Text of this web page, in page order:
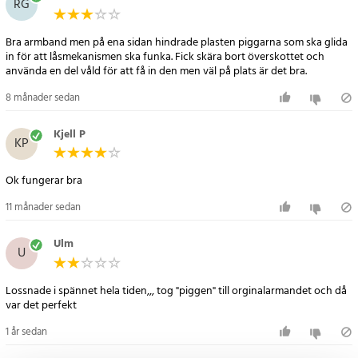
Xiaomi Band 9
Xiaomi Band 8
Xiaomi Band 8 NFC
Artikelnummer
RG
Bra armband men på ena sidan hindrade plasten piggarna som ska glida
in för att låsmekanismen ska funka. Fick skära bort överskottet och
använda en del våld för att få in den men väl på plats är det bra.
8 månader sedan
KP Kjell P
Ok fungerar bra
11 månader sedan
U Ulm
Lossnade i spännet hela tiden,,, tog "piggen" till orginalarmandet och då
var det perfekt
1 år sedan